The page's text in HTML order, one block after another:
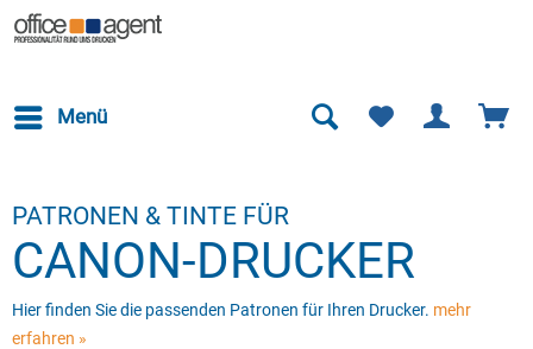
Menü
PATRONEN & TINTE FÜR
CANON-DRUCKER
Hier finden Sie die passenden Patronen für Ihren Drucker. mehr
erfahren »